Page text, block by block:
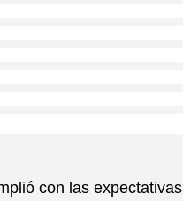
con las expectativas